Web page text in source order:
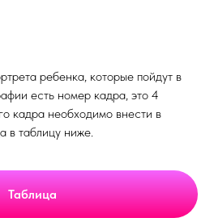
ребенка, которые пойдут в
есть номер кадра, это 4
кадра необходимо внести в
в таблицу ниже.
Таблица